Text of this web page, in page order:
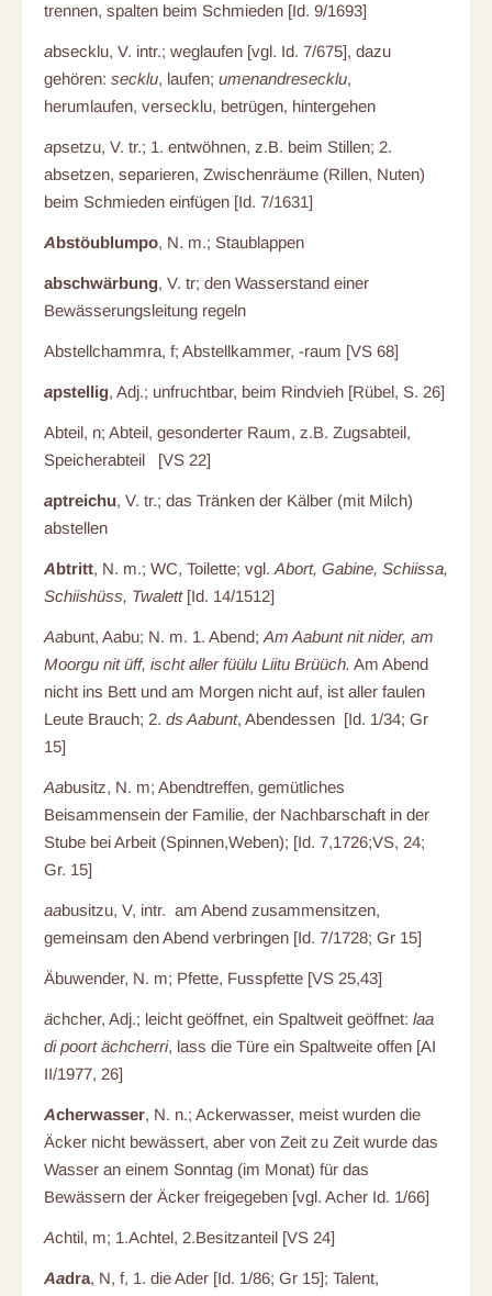
trennen, spalten beim Schmieden [Id. 9/1693]
absecklu, V. intr.; weglaufen [vgl. Id. 7/675], dazu
gehören: secklu, laufen; umenandresecklu,
herumlaufen, versecklu, betrügen, hintergehen
apsetzu, V. tr.; 1. entwöhnen, z.B. beim Stillen; 2.
absetzen, separieren, Zwischenräume (Rillen, Nuten)
beim Schmieden einfügen [Id. 7/1631]
Abstöublumpo, N. m.; Staublappen
abschwärbung, V. tr; den Wasserstand einer
Bewässerungsleitung regeln
Abstellchammra, f; Abstellkammer, -raum [VS 68]
apstellig, Adj.; unfruchtbar, beim Rindvieh [Rübel, S. 26]
Abteil, n; Abteil, gesonderter Raum, z.B. Zugsabteil,
Speicherabteil [VS 22]
aptreichu, V. tr.; das Tränken der Kälber (mit Milch)
abstellen
Abtritt, N. m.; WC, Toilette; vgl. Abort, Gabine, Schiissa,
Schiishüss, Twalett[Id. 14/1512]
Aabunt, Aabu; N. m. 1. Abend; Am Aabunt nit nider, am
Moorgu nit üff, ischt aller füülu Liitu Brüüch. Am Abend
nicht ins Bett und am Morgen nicht auf, ist aller faulen
Leute Brauch; 2. ds Aabunt, Abendessen [Id. 1/34; Gr
15]
Aabusitz, N. m; Abendtreffen, gemütliches
Beisammensein der Familie, der Nachbarschaft in der
Stube bei Arbeit (Spinnen,Weben); [Id. 7,1726;VS, 24;
Gr. 15]
aabusitzu, V, intr. am Abend zusammensitzen,
gemeinsam den Abend verbringen [Id. 7/1728; Gr 15]
Äbuwender, N. m; Pfette, Fusspfette [VS 25,43]
ächcher, Adj.; leicht geöffnet, ein Spaltweit geöffnet: laa
di poort ächcherri, lass die Türe ein Spaltweite offen [AI
II/1977, 26]
Acherwasser, N. n.; Ackerwasser, meist wurden die
Äcker nicht bewässert, aber von Zeit zu Zeit wurde das
Wasser an einem Sonntag (im Monat) für das
Bewässern der Äcker freigegeben [vgl. Acher Id. 1/66]
Achtil, m; 1.Achtel, 2.Besitzanteil [VS 24]
Aadra, N, f, 1. die Ader [Id. 1/86; Gr 15]; Talent,